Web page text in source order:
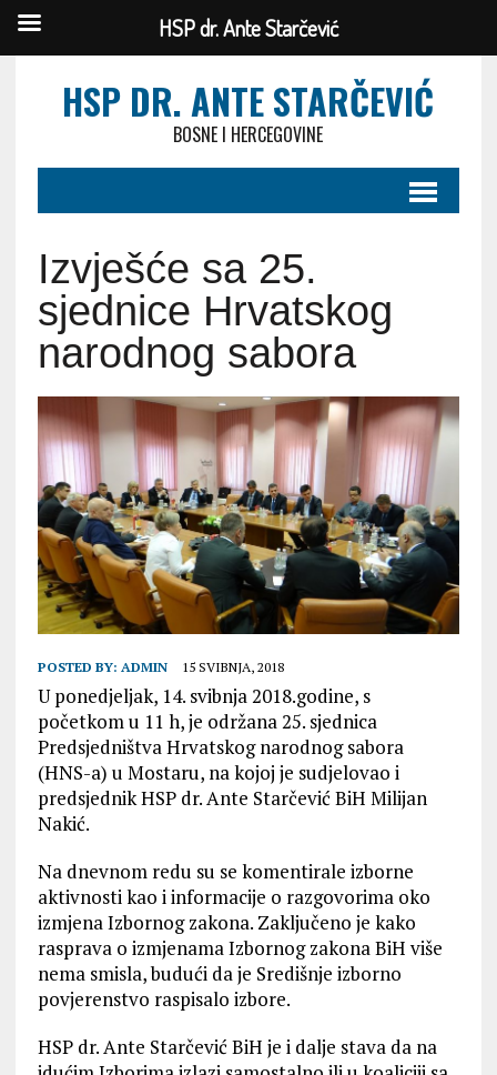
HSP DR. ANTE STARČEVIĆ
BOSNE I HERCEGOVINE
Izvješće sa 25.
sjednice Hrvatskog
narodnog sabora
POSTED BY: ADMIN 15 SVIBNJA, 2018
U ponedjeljak, 14. svibnja 2018.godine, s
početkom u 11 h, je održana 25. sjednica
Predsjedništva Hrvatskog narodnog sabora
(HNS-a) u Mostaru, na kojoj je sudjelovao i
predsjednik HSP dr. Ante Starčević BiH Milijan
Nakić.
Na dnevnom redu su se komentirale izborne
aktivnosti kao i informacije o razgovorima oko
izmjena Izbornog zakona. Zaključeno je kako
rasprava o izmjenama Izbornog zakona BiH više
nema smisla, budući da je Središnje izborno
povjerenstvo raspisalo izbore.
HSP dr. Ante Starčević BiH je i dalje stava da na
HSP dr. Ante Starčević